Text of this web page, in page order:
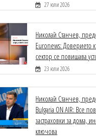
27 юли 2026
Николай Станчев,
Euronews: Доверието
сектор се повишава
23 юли 2026
Николай Станчев,
Bulgaria ON AIR: Все
застраховки за дома,
ключова